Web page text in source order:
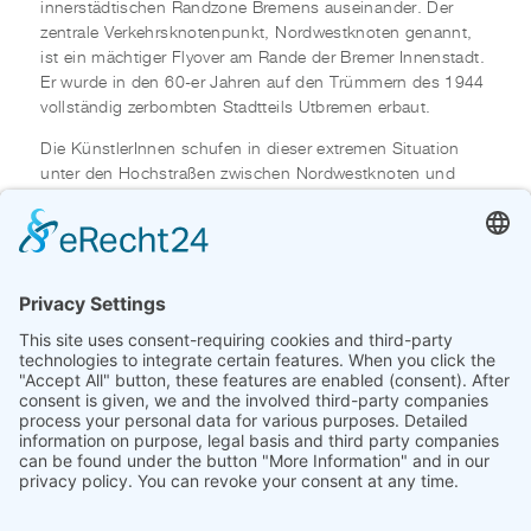
innerstädtischen Randzone Bremens auseinander. Der
zentrale Verkehrsknotenpunkt, Nordwestknoten genannt,
ist ein mächtiger Flyover am Rande der Bremer Innenstadt.
Er wurde in den 60-er Jahren auf den Trümmern des 1944
vollständig zerbombten Stadtteils Utbremen erbaut.
Die KünstlerInnen schufen in dieser extremen Situation
unter den Hochstraßen zwischen Nordwestknoten und
Beteiligt waren folgende KünstlerInnen und
Buts / Lampe (Thomas Buts, Ekke W. Lampe), ExR (Gunter
Gerlach, Uwe Süchting, Eberhard Syring), Hermann Flint,
Insertion (Yves Tremblay, Guy Blackburn, Mario
Duchesneau), Gruppe Meier (Matthias Jackisch, Christian
Späte, Tobias Stengel), Osmose-Beton (Dominique
Coffignal, Daniel Deroudilhes, Maryse Perienté), paint the
town red (Stefan Micheel, H.S. Winkler), Randlage (Valentin
Rothmaler, Thomas Macharacek und 12 SchülerInnen des